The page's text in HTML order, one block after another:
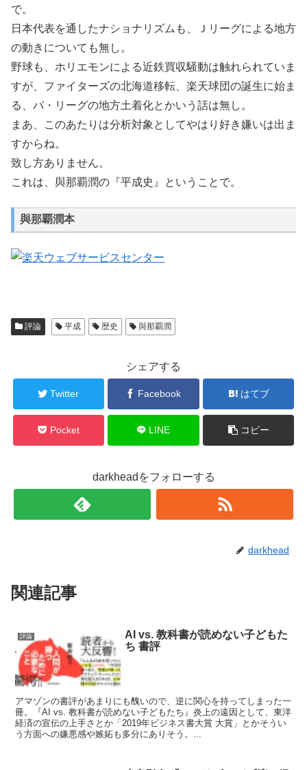
で。
日本代表を通したナショナリズムも、Ｊリーグによる地方
の動きについても無し。
野球も、ホリエモンによる近鉄買収騒動は触れられていま
すが、ファイターズの北海道移転、楽天球団の誕生に始ま
る、パ・リーグの地方土着化とかいう話は無し。
まあ、このあたりは分析対象としてやはり好き嫌いは出ま
すからね。
致し方ありません。
これは、與那覇潤の『平成史』ということで。
與那覇潤本
評論 平成 歴史 與那覇潤
シェアする
Twitter Facebook はてブ
Pocket LINE コピー
darkheadをフォローする
darkhead
関連記事
評論
AI vs. 教科書が読めない子どもた
ち 書評
アマゾンの書評があまりにも醜いので、逆に関心を持ってしまった一
冊。『AI vs. 教科書が読めない子どもたち』炎上の遠因として、東洋
経済の宣伝の上手さとか「2019年ビジネス書大賞 大賞」とかそうい
う方面への嫌悪感や嫉妬も多分にありそう。...